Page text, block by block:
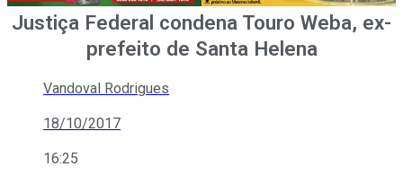
Justiça Federal condena Touro Weba, ex-
prefeito de Santa Helena
Vandoval Rodrigues
18/10/2017
16:25